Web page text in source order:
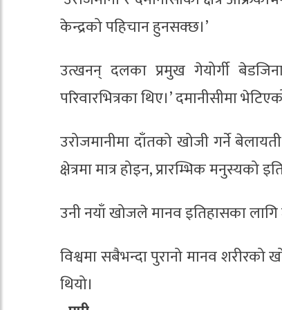
केन्द्रको पहिचान हुनसक्छ।’
उत्खनन् दलका प्रमुख गेयोर्गी
परिवारभित्रका थिए।’ दमानीसीमा
उरोजमानीमा दाँतको खोजी गर्ने
क्षेत्रमा मात्र होइन, प्रारम्भिक मनुस्यको
उनी नयाँ खोजले मानव इतिहासका लागि
विश्वमा सबैभन्दा पुरानो मानव शरीरको
थियो।